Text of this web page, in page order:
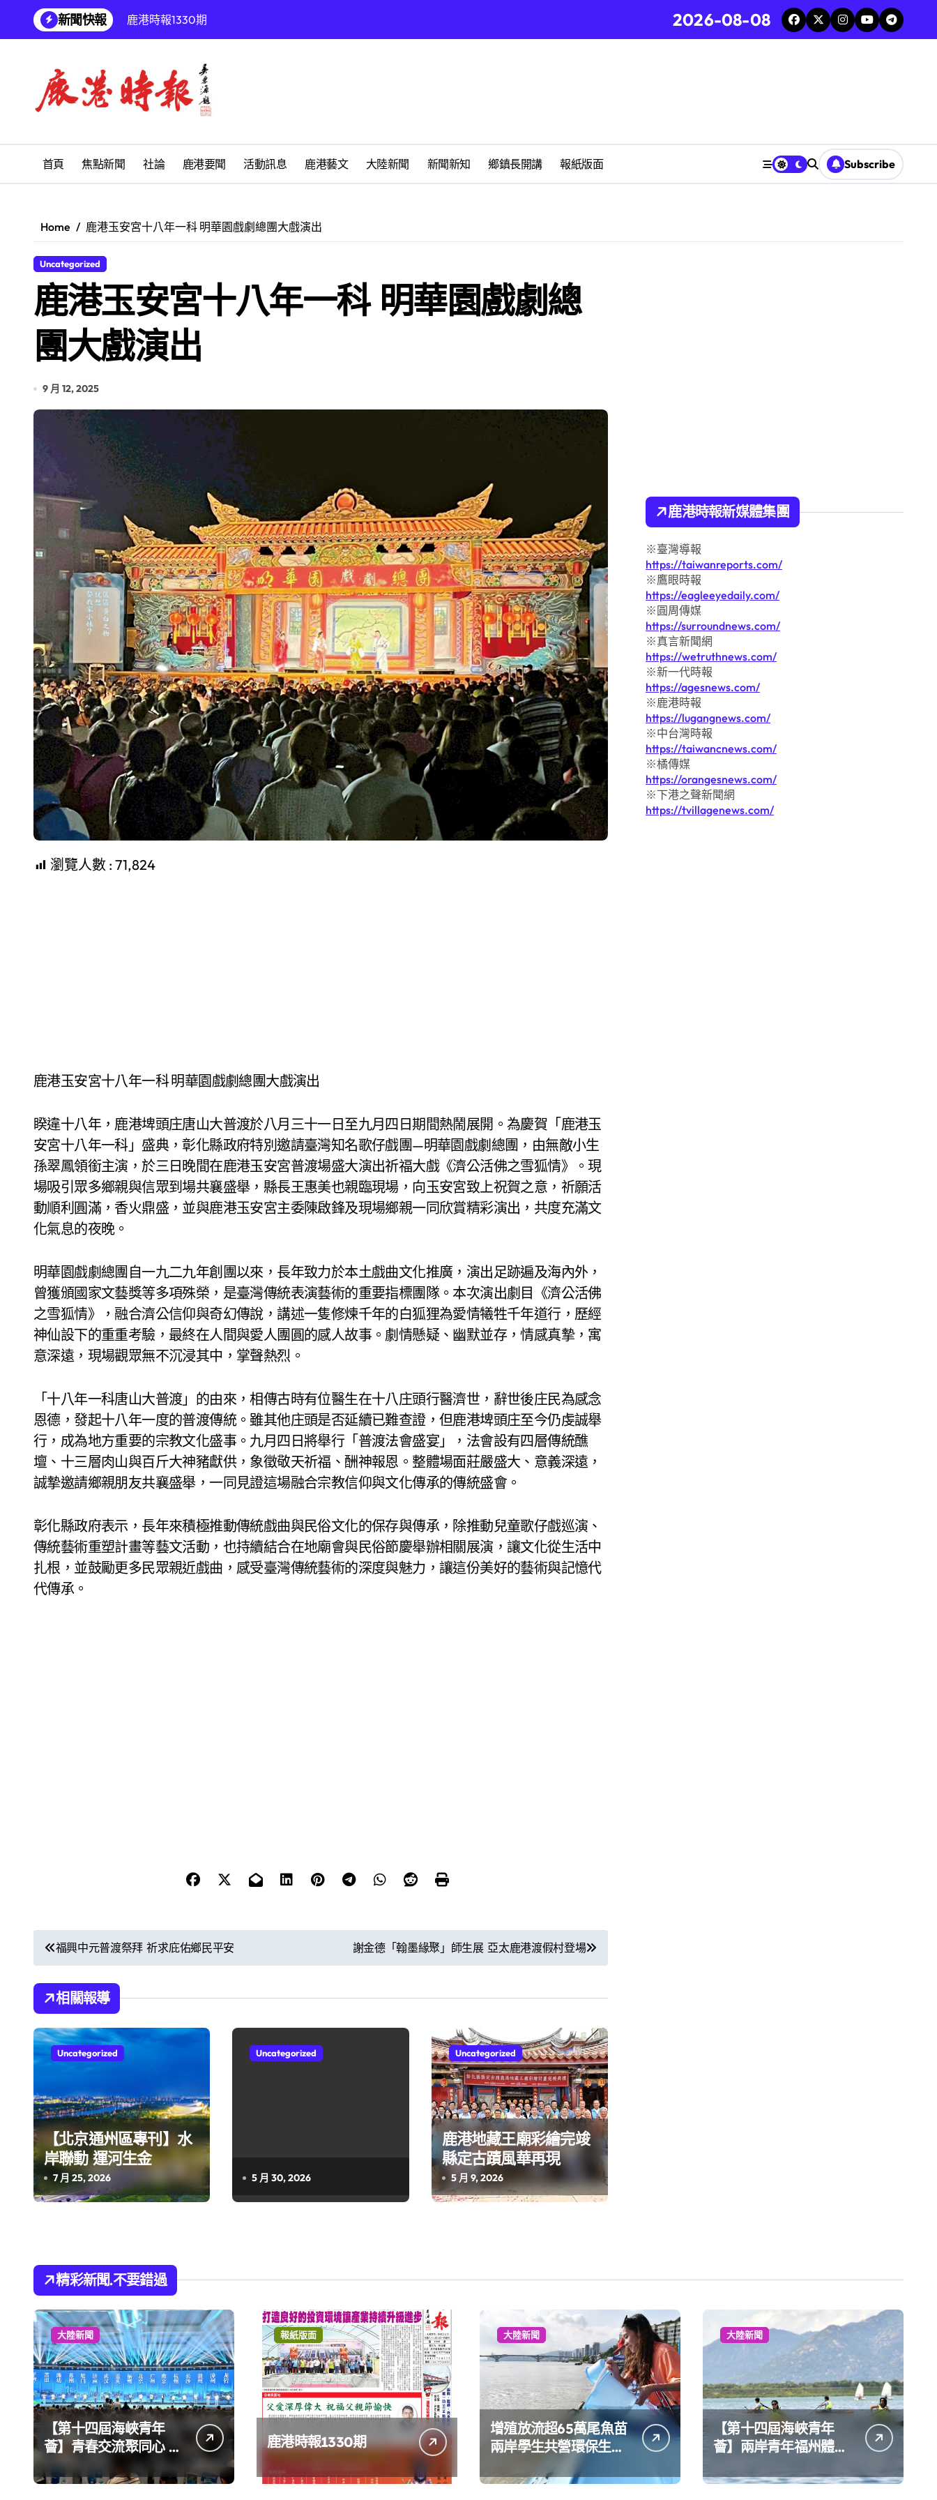
content
新聞快報
鹿港時報1330期
【第十四屆海峽青年薈】兩岸青年福州體驗水上運動
兩岸青年齊聚福州共話農文旅融合發展
彰化縣長青幸福卡功能再提升幸福彰化隨我走 一卡在手提供更完善及貼近生活的福利服務
為鰻魚產業注入活水 找回養殖業者的春天
SUM順興汽車
2026-08-08
首頁 焦點新聞 社論 鹿港要聞 活動訊息 鹿港藝文 大陸新聞 新聞新知 鄉鎮長開講 報紙版面 Subscribe
Home 鹿港玉安宮十八年一科 明華園戲劇總團大戲演出
Uncategorized
鹿港玉安宮十八年一科 明華園戲劇總
團大戲演出
9 月 12, 2025
瀏覽人數 : 71,824
鹿港玉安宮十八年一科 明華園戲劇總團大戲演出
睽違十八年，鹿港埤頭庄唐山大普渡於八月三十一日至九月四日期間熱鬧展開。為慶賀「鹿港玉
安宮十八年一科」盛典，彰化縣政府特別邀請臺灣知名歌仔戲團—明華園戲劇總團，由無敵小生
孫翠鳳領銜主演，於三日晚間在鹿港玉安宮普渡場盛大演出祈福大戲《濟公活佛之雪狐情》。現
場吸引眾多鄉親與信眾到場共襄盛舉，縣長王惠美也親臨現場，向玉安宮致上祝賀之意，祈願活
動順利圓滿，香火鼎盛，並與鹿港玉安宮主委陳啟鋒及現場鄉親一同欣賞精彩演出，共度充滿文
化氣息的夜晚。
明華園戲劇總團自一九二九年創團以來，長年致力於本土戲曲文化推廣，演出足跡遍及海內外，
曾獲頒國家文藝獎等多項殊榮，是臺灣傳統表演藝術的重要指標團隊。本次演出劇目《濟公活佛
之雪狐情》，融合濟公信仰與奇幻傳說，講述一隻修煉千年的白狐狸為愛情犧牲千年道行，歷經
神仙設下的重重考驗，最終在人間與愛人團圓的感人故事。劇情懸疑、幽默並存，情感真摯，寓
意深遠，現場觀眾無不沉浸其中，掌聲熱烈。
「十八年一科唐山大普渡」的由來，相傳古時有位醫生在十八庄頭行醫濟世，辭世後庄民為感念
恩德，發起十八年一度的普渡傳統。雖其他庄頭是否延續已難查證，但鹿港埤頭庄至今仍虔誠舉
行，成為地方重要的宗教文化盛事。九月四日將舉行「普渡法會盛宴」，法會設有四層傳統醮
壇、十三層肉山與百斤大神豬獻供，象徵敬天祈福、酬神報恩。整體場面莊嚴盛大、意義深遠，
誠摯邀請鄉親朋友共襄盛舉，一同見證這場融合宗教信仰與文化傳承的傳統盛會。
彰化縣政府表示，長年來積極推動傳統戲曲與民俗文化的保存與傳承，除推動兒童歌仔戲巡演、
傳統藝術重塑計畫等藝文活動，也持續結合在地廟會與民俗節慶舉辦相關展演，讓文化從生活中
扎根，並鼓勵更多民眾親近戲曲，感受臺灣傳統藝術的深度與魅力，讓這份美好的藝術與記憶代
代傳承。
文
章
導
覽
福興中元普渡祭拜 祈求庇佑鄉民平安 謝金德「翰墨緣聚」師生展 亞太鹿港渡假村登場
相關報導
Uncategorized
【北京通州區專刊】水
岸聯動 運河生金
7 月 25, 2026
Uncategorized
5 月 30, 2026
Uncategorized
鹿港地藏王廟彩繪完竣
縣定古蹟風華再現
5 月 9, 2026
鹿港時報新媒體集團
※臺灣導報
https://taiwanreports.com/
※鷹眼時報
https://eagleeyedaily.com/
※圓周傳媒
https://surroundnews.com/
※真言新聞網
https://wetruthnews.com/
※新一代時報
https://agesnews.com/
※鹿港時報
https://lugangnews.com/
※中台灣時報
https://taiwancnews.com/
※橘傳媒
https://orangesnews.com/
※下港之聲新聞網
https://tvillagenews.com/
精彩新聞.不要錯過
大陸新聞
【第十四屆海峽青年
薈】青春交流聚同心 攜
手融合共奮進
報紙版面
鹿港時報1330期
大陸新聞
增殖放流超65萬尾魚苗
兩岸學生共營環保生態
大陸新聞
【第十四屆海峽青年
薈】兩岸青年福州體驗